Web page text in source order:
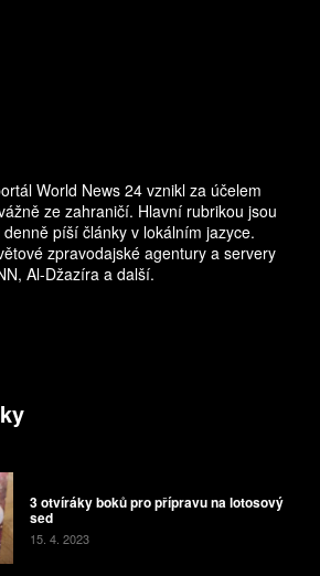
World News 24 vznikl za účelem
ze zahraničí. Hlavní rubrikou jsou
píší články v lokálním jazyce.
zpravodajské agentury a servery
Al-Džazíra a další.
3 otvíráky boků pro přípravu na lotosový
sed
15. 4. 2023